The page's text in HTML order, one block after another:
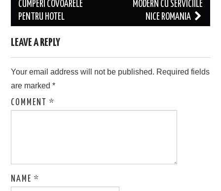
navigation
CUMPERI COVOARELE
PENTRU HOTEL
MODERN CU SERVICIILE
NICE ROMANIA
LEAVE A REPLY
Your email address will not be published. Required fields
are marked*
COMMENT*
NAME*